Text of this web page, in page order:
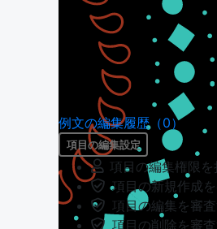
例文の編集履歴（0）
項目の編集設定
項目の編集権限
項目の新規作成
項目の編集を審
項目の削除を審